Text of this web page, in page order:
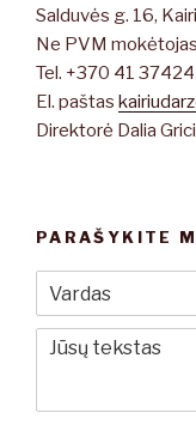
Salduvės g. 16,
Ne PVM mokėtojas
Tel. +370 41
El. paštas
Direktorė Dalia
PARAŠYKITE